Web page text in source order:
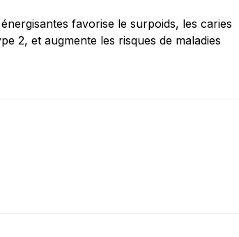
favorise le surpoids, les caries
2, et augmente les risques de maladies